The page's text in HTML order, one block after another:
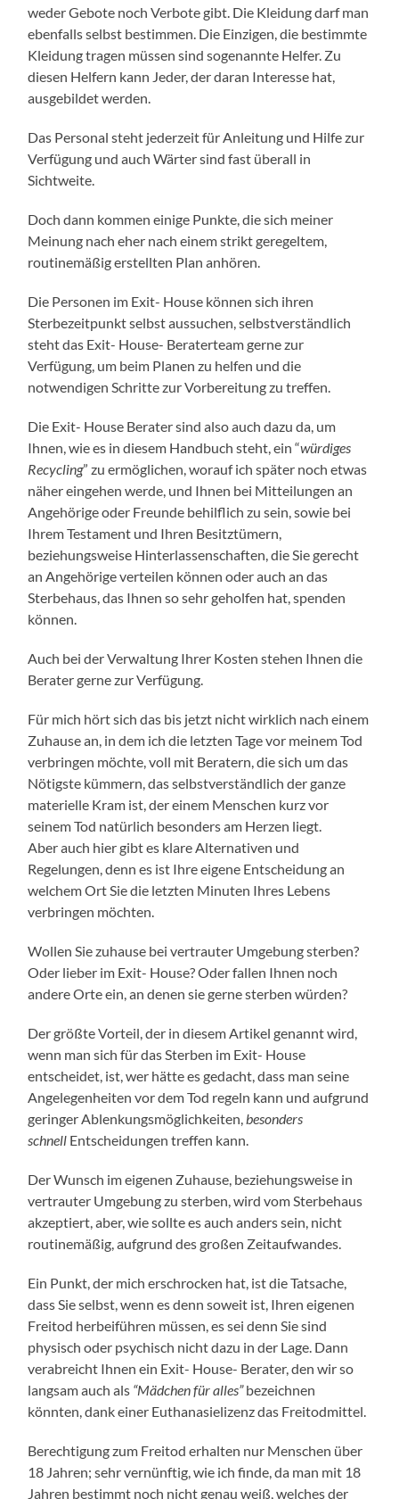
weder Gebote noch Verbote gibt. Die Kleidung darf man
ebenfalls selbst bestimmen. Die Einzigen, die bestimmte
Kleidung tragen müssen sind sogenannte Helfer. Zu
diesen Helfern kann Jeder, der daran Interesse hat,
ausgebildet werden.
Das Personal steht jederzeit für Anleitung und Hilfe zur
Verfügung und auch Wärter sind fast überall in
Sichtweite.
Doch dann kommen einige Punkte, die sich meiner
Meinung nach eher nach einem strikt geregeltem,
routinemäßig erstellten Plan anhören.
Die Personen im Exit- House können sich ihren
Sterbezeitpunkt selbst aussuchen, selbstverständlich
steht das Exit- House- Beraterteam gerne zur
Verfügung, um beim Planen zu helfen und die
notwendigen Schritte zur Vorbereitung zu treffen.
Die Exit- House Berater sind also auch dazu da, um
Ihnen, wie es in diesem Handbuch steht, ein “würdiges
Recycling” zu ermöglichen, worauf ich später noch etwas
näher eingehen werde, und Ihnen bei Mitteilungen an
Angehörige oder Freunde behilflich zu sein, sowie bei
Ihrem Testament und Ihren Besitztümern,
beziehungsweise Hinterlassenschaften, die Sie gerecht
an Angehörige verteilen können oder auch an das
Sterbehaus, das Ihnen so sehr geholfen hat, spenden
können.
Auch bei der Verwaltung Ihrer Kosten stehen Ihnen die
Berater gerne zur Verfügung.
Für mich hört sich das bis jetzt nicht wirklich nach einem
Zuhause an, in dem ich die letzten Tage vor meinem Tod
verbringen möchte, voll mit Beratern, die sich um das
Nötigste kümmern, das selbstverständlich der ganze
materielle Kram ist, der einem Menschen kurz vor
seinem Tod natürlich besonders am Herzen liegt.
Aber auch hier gibt es klare Alternativen und
Regelungen, denn es ist Ihre eigene Entscheidung an
welchem Ort Sie die letzten Minuten Ihres Lebens
verbringen möchten.
Wollen Sie zuhause bei vertrauter Umgebung sterben?
Oder lieber im Exit- House? Oder fallen Ihnen noch
andere Orte ein, an denen sie gerne sterben würden?
Der größte Vorteil, der in diesem Artikel genannt wird,
wenn man sich für das Sterben im Exit- House
entscheidet, ist, wer hätte es gedacht, dass man seine
Angelegenheiten vor dem Tod regeln kann und aufgrund
geringer Ablenkungsmöglichkeiten, besonders
schnell Entscheidungen treffen kann.
Der Wunsch im eigenen Zuhause, beziehungsweise in
vertrauter Umgebung zu sterben, wird vom Sterbehaus
akzeptiert, aber, wie sollte es auch anders sein, nicht
routinemäßig, aufgrund des großen Zeitaufwandes.
Ein Punkt, der mich erschrocken hat, ist die Tatsache,
dass Sie selbst, wenn es denn soweit ist, Ihren eigenen
Freitod herbeiführen müssen, es sei denn Sie sind
physisch oder psychisch nicht dazu in der Lage. Dann
verabreicht Ihnen ein Exit- House- Berater, den wir so
langsam auch als “Mädchen für alles”bezeichnen
könnten, dank einer Euthanasielizenz das Freitodmittel.
Berechtigung zum Freitod erhalten nur Menschen über
18 Jahren; sehr vernünftig, wie ich finde, da man mit 18
Jahren bestimmt noch nicht genau weiß, welches der